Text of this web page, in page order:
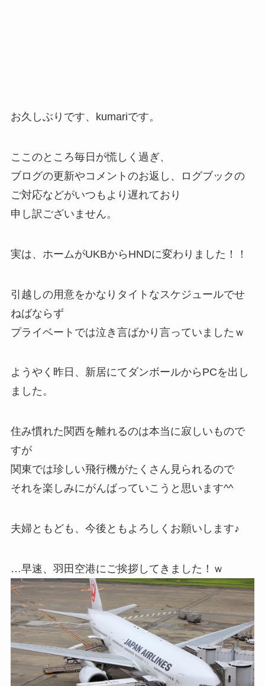
お久しぶりです、kumariです。
ここのところ毎日が慌しく過ぎ、
ブログの更新やコメントのお返し、ログブックの
ご対応などがいつもより遅れており
申し訳ございません。
実は、ホームがUKBからHNDに変わりました！！
引越しの用意をかなりタイトなスケジュールでせ
ねばならず
プライベートでは泣き言ばかり言っていましたｗ
ようやく昨日、新居にてダンボールからPCを出し
ました。
住み慣れた関西を離れるのは本当に寂しいもので
すが
関東では珍しい飛行機がたくさん見られるので
それを楽しみにがんばっていこうと思います^^
夫婦ともども、今後ともよろしくお願いします♪
…早速、羽田空港にご挨拶してきました！ｗ